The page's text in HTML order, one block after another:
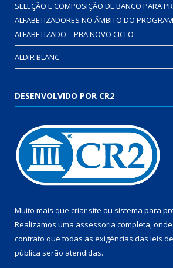
SELEÇÃO E COMPOSIÇÃO DE BANCO PARA
ALFABETIZADORES NO ÂMBITO DO
ALFABETIZADO – PBA NOVO CICLO
ALDIR BLANC
DESENVOLVIDO POR CR2
Muito mais que criar site ou sistema para
Realizamos uma assessoria completa,
contrato que todas as exigências das leis
pública serão atendidas.